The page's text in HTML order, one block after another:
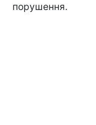
порушення.